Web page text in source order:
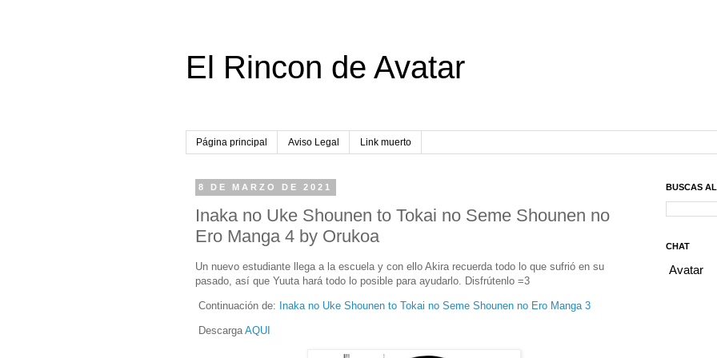
El Rincon de Avatar
Página principal Aviso Legal Link muerto
8 DE MARZO DE 2021
Inaka no Uke Shounen to Tokai no Seme Shounen no
Ero Manga 4 by Orukoa
Un nuevo estudiante llega a la escuela y con ello Akira recuerda todo lo que sufrió en su
pasado, así que Yuuta hará todo lo posible para ayudarlo. Disfrútenlo =3
Continuación de: Inaka no Uke Shounen to Tokai no Seme Shounen no Ero Manga 3
DescargaAQUI
BUSCAS
CHAT